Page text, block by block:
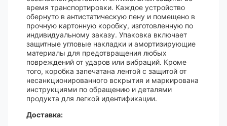
время транспортировки. Каждое устройство
обернуто в антистатическую пену и помещено в
прочную картонную коробку, изготовленную по
индивидуальному заказу. Упаковка включает
защитные угловые накладки и амортизирующие
материалы для предотвращения любых
повреждений от ударов или вибраций. Кроме
того, коробка запечатана лентой с защитой от
несанкционированного вскрытия и маркирована
инструкциями по обращению и деталями
продукта для легкой идентификации.
Доставка: